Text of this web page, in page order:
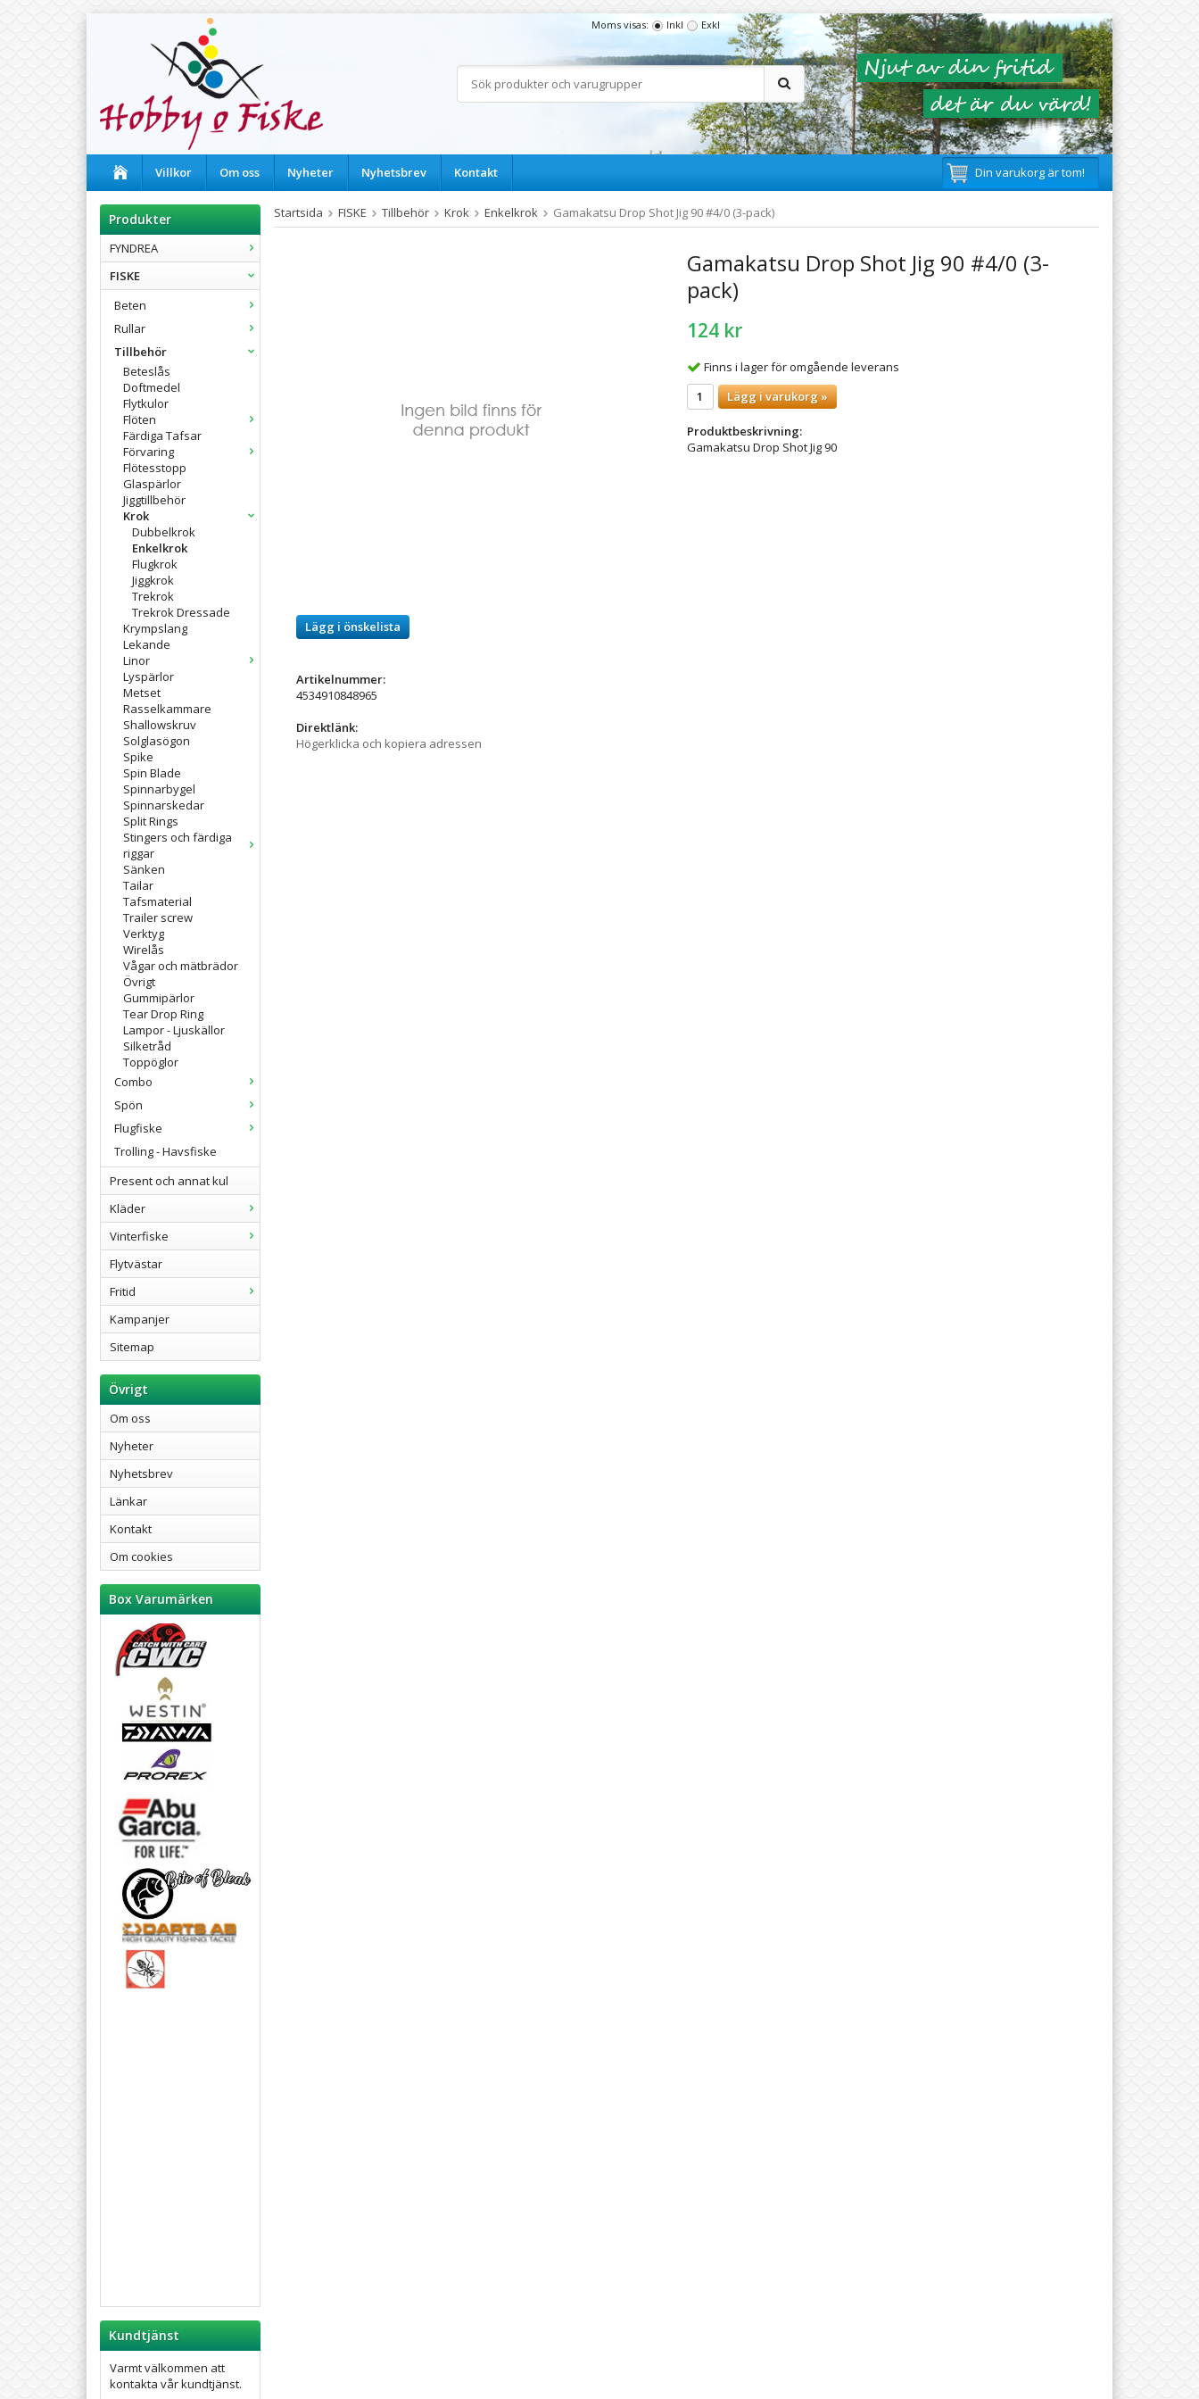
Moms visas: Inkl Exkl
Villkor Om oss Nyheter Nyhetsbrev Kontakt Din varukorg är tom!
Produkter
FYNDREA
FISKE
Beten
Rullar
Tillbehör
Beteslås
Doftmedel
Flytkulor
Flöten
Färdiga Tafsar
Förvaring
Flötesstopp
Glaspärlor
Jiggtillbehör
Krok
Dubbelkrok
Enkelkrok
Flugkrok
Jiggkrok
Trekrok
Trekrok Dressade
Krympslang
Lekande
Linor
Lyspärlor
Metset
Rasselkammare
Shallowskruv
Solglasögon
Spike
Spin Blade
Spinnarbygel
Spinnarskedar
Split Rings
Stingers och färdiga
riggar
Sänken
Tailar
Tafsmaterial
Trailer screw
Verktyg
Wirelås
Vågar och mätbrädor
Övrigt
Gummipärlor
Tear Drop Ring
Lampor - Ljuskällor
Silketråd
Toppöglor
Combo
Spön
Flugfiske
Trolling - Havsfiske
Present och annat kul
Kläder
Vinterfiske
Flytvästar
Fritid
Kampanjer
Sitemap
Övrigt
Om oss
Nyheter
Nyhetsbrev
Länkar
Kontakt
Om cookies
Box Varumärken
Kundtjänst
Varmt välkommen att
kontakta vår kundtjänst.
Startsida FISKE Tillbehör Krok Enkelkrok Gamakatsu Drop Shot Jig 90 #4/0 (3-pack)
Gamakatsu Drop Shot Jig 90 #4/0 (3-
pack)
124 kr
Finns i lager för omgående leverans
Lägg i varukorg »
Produktbeskrivning:
Gamakatsu Drop Shot Jig 90
Lägg i önskelista
Artikelnummer:
4534910848965
Direktlänk:
Högerklicka och kopiera adressen